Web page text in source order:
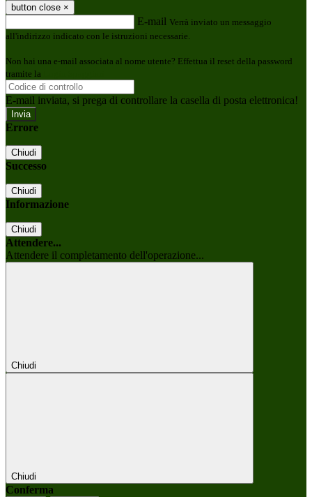
button close ×
E-mail Verrà inviato un messaggio
all'indirizzo indicato con le istruzioni necessarie.
Non hai una e-mail associata al nome utente? Effettua il reset della password
tramite la
E-mail inviata, si prega di controllare la casella di posta elettronica!
Errore
Chiudi
Successo
Chiudi
Informazione
Chiudi
Attendere...
Attendere il completamento dell'operazione...
Chiudi
Chiudi
Conferma